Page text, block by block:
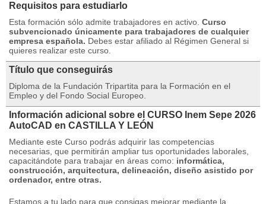
Requisitos para estudiarlo
Esta formación sólo admite trabajadores en activo. Curso
subvencionado únicamente para trabajadores de cualquier
empresa española. Debes estar afiliado al Régimen General si
quieres realizar este curso.
Título que conseguirás
Diploma de la Fundación Tripartita para la Formación en el
Empleo y del Fondo Social Europeo.
Información adicional sobre el CURSO Inem Sepe 2026
AutoCAD en CASTILLA Y LEÓN
Mediante este Curso podrás adquirir las competencias
necesarias, que permitirán ampliar tus oportunidades laborales,
capacitándote para trabajar en áreas como: informática,
construcción, arquitectura, delineación, diseño asistido por
ordenador, entre otras.
Estamos a tu lado para que consigas mejorar mediante la